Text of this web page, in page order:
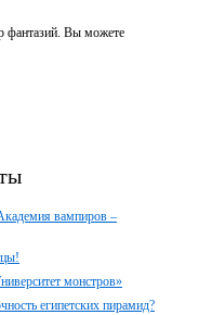
фантазий. Вы можете
вампиров –
монстров»
египетских пирамид?